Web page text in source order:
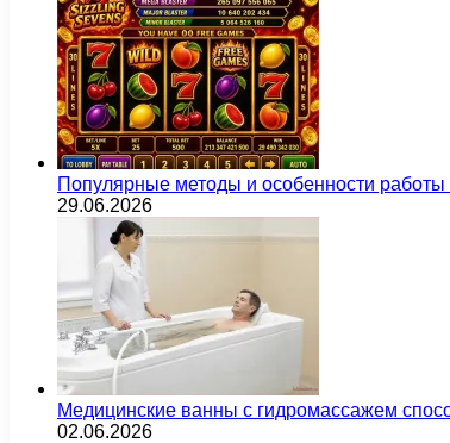
Популярные методы и особенности
29.06.2026
Медицинские ванны с гидромассажем
02.06.2026